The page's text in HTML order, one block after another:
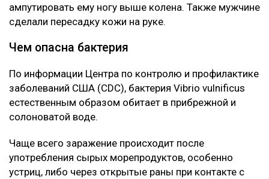
ампутировать ему ногу выше колена. Также мужчине
сделали пересадку кожи на руке.
Чем опасна бактерия
По информации Центра по контролю и профилактике
заболеваний США (CDC), бактерия Vibrio vulnificus
естественным образом обитает в прибрежной и
солоноватой воде.
Чаще всего заражение происходит после
употребления сырых морепродуктов, особенно
устриц, либо через открытые раны при контакте с